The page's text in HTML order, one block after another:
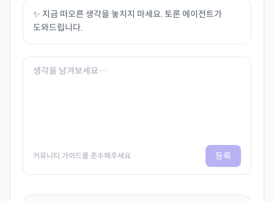
✨ 지금 떠오른 생각을 놓치지 마세요. 토론 에이전트가
도와드립니다.
커뮤니티 가이드를 준수해주세요 등록